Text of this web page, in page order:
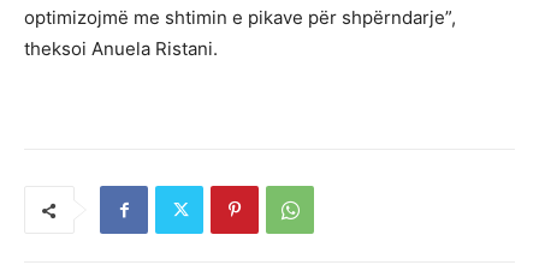
optimizojmë me shtimin e pikave për shpërndarje”,
theksoi Anuela Ristani.